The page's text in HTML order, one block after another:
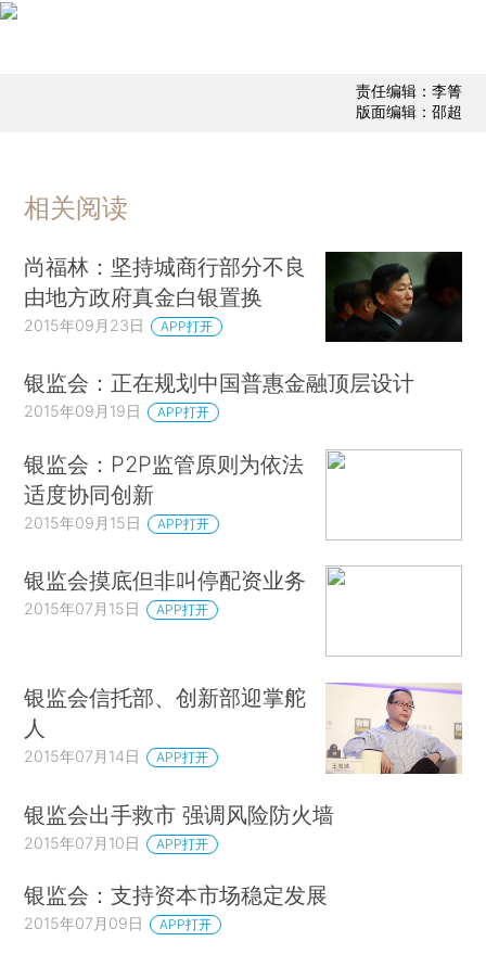
责任编辑：李箐
版面编辑：邵超
相关阅读
尚福林：坚持城商行部分不良
由地方政府真金白银置换
2015年09月23日 APP打开
银监会：正在规划中国普惠金融顶层设计
2015年09月19日 APP打开
银监会：P2P监管原则为依法
适度协同创新
2015年09月15日 APP打开
银监会摸底但非叫停配资业务
2015年07月15日 APP打开
银监会信托部、创新部迎掌舵
人
2015年07月14日 APP打开
银监会出手救市 强调风险防火墙
2015年07月10日 APP打开
银监会：支持资本市场稳定发展
2015年07月09日 APP打开